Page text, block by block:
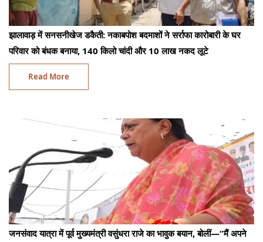
झालावाड़ में सनसनीखेज डकैती: नकाबपोश बदमाशों ने सर्राफा कारोबारी के घर
परिवार को बंधक बनाया, 140 किलो चांदी और 10 लाख नकद लूटे
Read More
जनसंवाद यात्रा में पूर्व मुख्यमंत्री वसुंधरा राजे का भावुक बयान, बोलीं—“मैं अपने